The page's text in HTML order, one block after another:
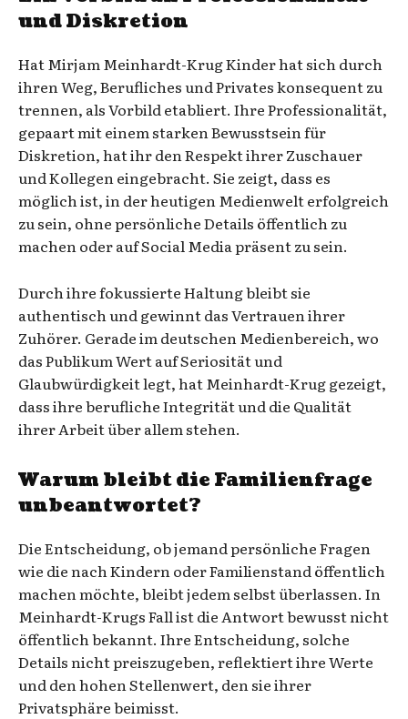
und Diskretion
Hat Mirjam Meinhardt-Krug Kinder hat sich durch
ihren Weg, Berufliches und Privates konsequent zu
trennen, als Vorbild etabliert. Ihre Professionalität,
gepaart mit einem starken Bewusstsein für
Diskretion, hat ihr den Respekt ihrer Zuschauer
und Kollegen eingebracht. Sie zeigt, dass es
möglich ist, in der heutigen Medienwelt erfolgreich
zu sein, ohne persönliche Details öffentlich zu
machen oder auf Social Media präsent zu sein.
Durch ihre fokussierte Haltung bleibt sie
authentisch und gewinnt das Vertrauen ihrer
Zuhörer. Gerade im deutschen Medienbereich, wo
das Publikum Wert auf Seriosität und
Glaubwürdigkeit legt, hat Meinhardt-Krug gezeigt,
dass ihre berufliche Integrität und die Qualität
ihrer Arbeit über allem stehen.
Warum bleibt die Familienfrage
unbeantwortet?
Die Entscheidung, ob jemand persönliche Fragen
wie die nach Kindern oder Familienstand öffentlich
machen möchte, bleibt jedem selbst überlassen. In
Meinhardt-Krugs Fall ist die Antwort bewusst nicht
öffentlich bekannt. Ihre Entscheidung, solche
Details nicht preiszugeben, reflektiert ihre Werte
und den hohen Stellenwert, den sie ihrer
Privatsphäre beimisst.